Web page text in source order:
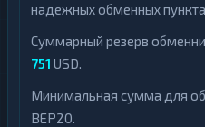
надежных обменных
Суммарный резерв
751 USD.
Минимальная сумма для
BEP20.